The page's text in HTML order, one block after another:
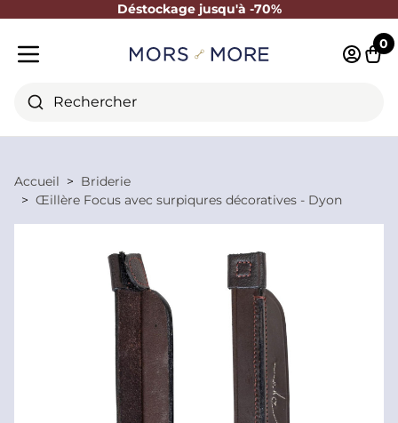
Déstockage jusqu'à -70%
Fermer
Rechercher
0
Accueil
Briderie
Œillère Focus avec surpiqures décoratives - Dyon